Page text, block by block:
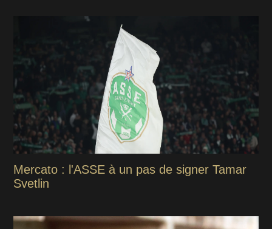
Mercato : l'ASSE à un pas de signer Tamar
Svetlin